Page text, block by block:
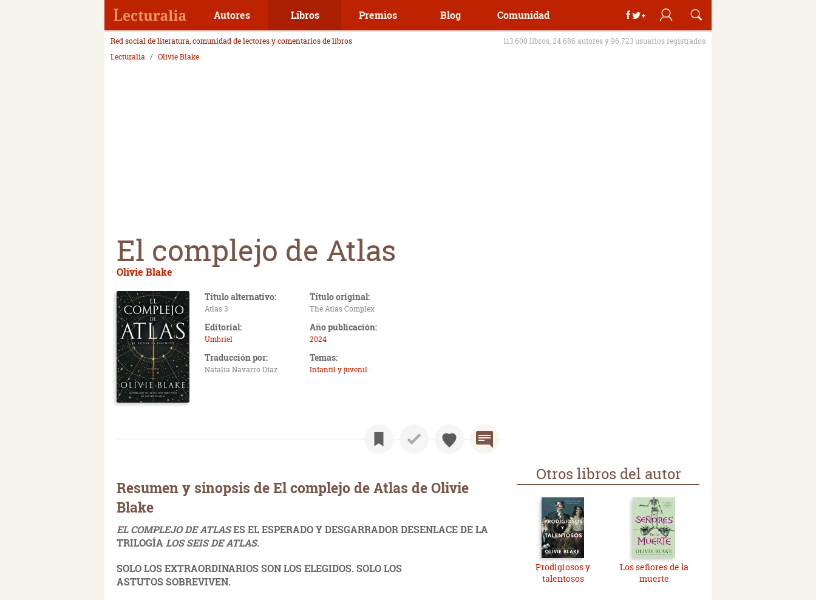
Autores Libros Premios Blog Comunidad
Red social de literatura, comunidad de lectores y comentarios de libros
113.600 libros, 24.686 autores y 96.723 usuarios registrados
Lecturalia
Olivie Blake
El complejo de Atlas
Olivie Blake
Título alternativo:
Atlas 3
Título original:
The Atlas Complex
Editorial:
Umbriel
Año publicación:
2024
Traducción por:
Natalia Navarro Díaz
Temas:
Infantil y juvenil
Resumen y sinopsis de El complejo de Atlas de Olivie
Blake
EL COMPLEJO DE ATLASES EL ESPERADO Y DESGARRADOR DESENLACE DE LA
TRILOGÍA LOS SEIS DE ATLAS.
SOLO LOS EXTRAORDINARIOS SON LOS ELEGIDOS. SOLO LOS
ASTUTOS SOBREVIVEN.
Otros libros del autor
Prodigiosos y
talentosos
Los señores de la
muerte